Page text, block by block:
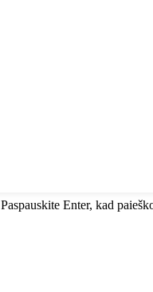
Paspauskite Enter, kad